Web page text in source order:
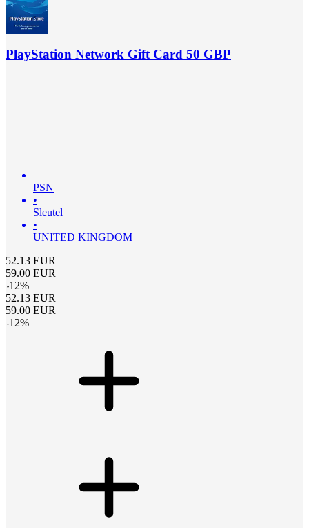
PlayStation Network Gift Card 50 GBP
PSN
•
Sleutel
•
UNITED KINGDOM
52.13 EUR
59.00 EUR
-12%
52.13 EUR
59.00 EUR
-12%